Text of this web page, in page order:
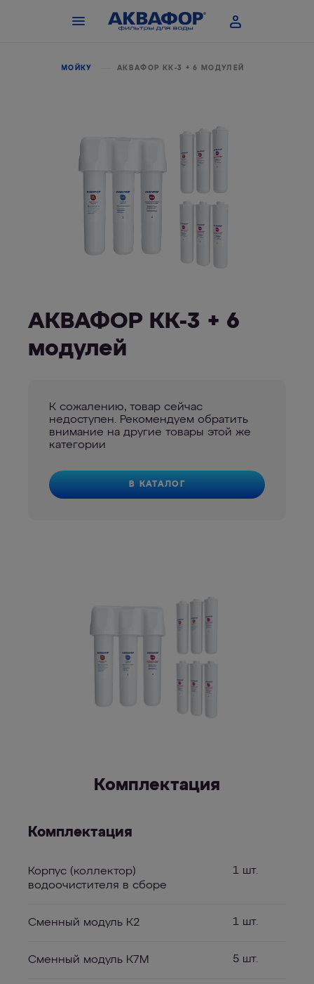
ВОДЫ ПОД МОЙКУ АКВАФОР КК-3 + 6 МОДУЛЕЙ
АКВАФОР КК-3 + 6
модулей
К сожалению, товар сейчас
недоступен. Рекомендуем обратить
внимание на другие товары этой же
категории
В КАТАЛОГ
Комплектация
Комплектация
Корпус (коллектор)
водоочистителя в сборе
1 шт.
Сменный модуль К2 1 шт.
Сменный модуль К7М 5 шт.